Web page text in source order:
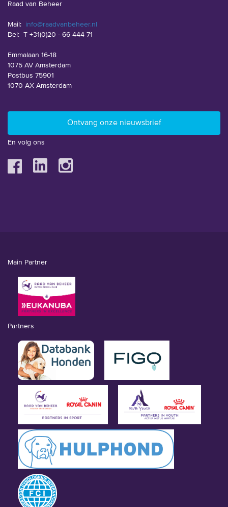
Raad van Beheer
Mail: info@raadvanbeheer.nl
Bel: T +31(0)20 - 66 444 71
Emmalaan 16-18
1075 AV Amsterdam
Postbus 75901
1070 AX Amsterdam
En volg ons
Main Partner
Partners